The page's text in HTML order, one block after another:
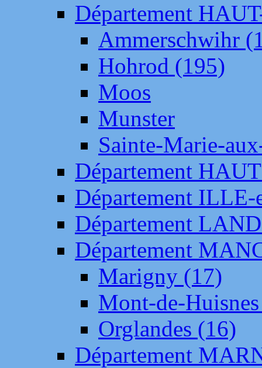
Département
Ammerschwihr
Hohrod (195)
Moos
Munster
Sainte-Marie-
Département
Département
Département
Département
Marigny (17)
Mont-de-
Orglandes (16)
Département